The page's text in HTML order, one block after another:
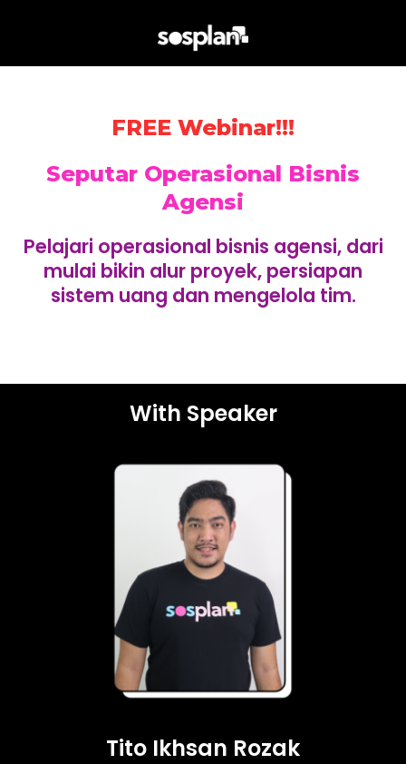
FREE Webinar!!!
Seputar Operasional​ Bisnis
Agensi
Pelajari operasional bisnis agensi, dari
mulai bikin alur proyek, persiapan
sistem uang dan mengelola tim.
With Speaker
Tito Ikhsan Rozak